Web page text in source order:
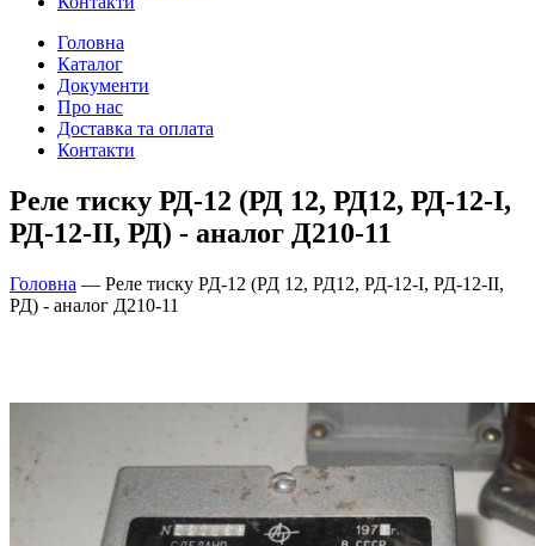
Головна
Каталог
Документи
Про нас
Доставка та оплата
Контакти
Реле тиску РД-12 (РД 12, РД12, РД-12-I,
РД-12-II, РД) - аналог Д210-11
Головна — Реле тиску РД-12 (РД 12, РД12, РД-12-I, РД-12-II,
РД) - аналог Д210-11